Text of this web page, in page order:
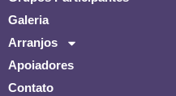
Galeria
Arranjos
Apoiadores
Contato